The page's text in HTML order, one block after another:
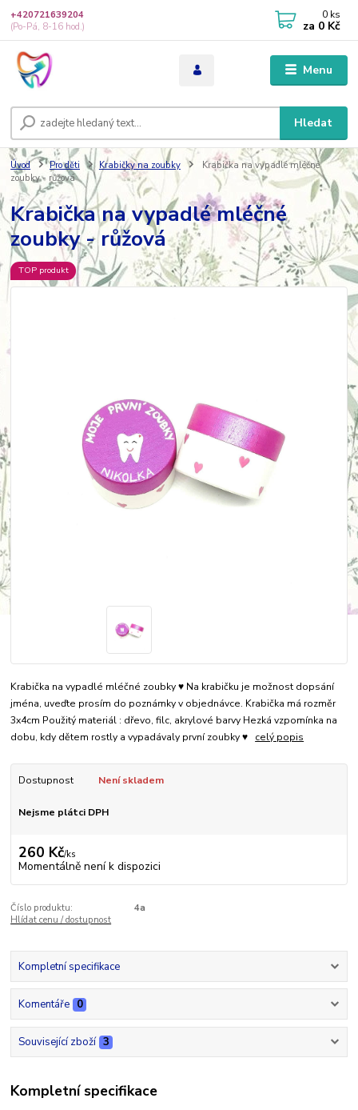
Menu
Hledat
+420721639204
(Po-Pá, 8-16 hod.)
0 ks
za 0 Kč
Úvod Pro děti Krabičky na zoubky
Krabička na vypadlé mléčné
zoubky - růžová
Krabička na vypadlé mléčné
zoubky - růžová
TOP produkt
Krabička na vypadlé mléčné zoubky ♥ Na krabičku je možnost dopsání
jména, uveďte prosím do poznámky v objednávce. Krabička má rozměr
3x4cm Použitý materiál : dřevo, filc, akrylové barvy Hezká vzpomínka na
dobu, kdy dětem rostly a vypadávaly první zoubky ♥ celý popis
Dostupnost Není skladem
Nejsme plátci DPH
260 Kč/ks
Momentálně není k dispozici
Číslo produktu:
4a
Hlídat cenu / dostupnost
Kompletní specifikace
Komentáře 0
Související zboží 3
Kompletní specifikace